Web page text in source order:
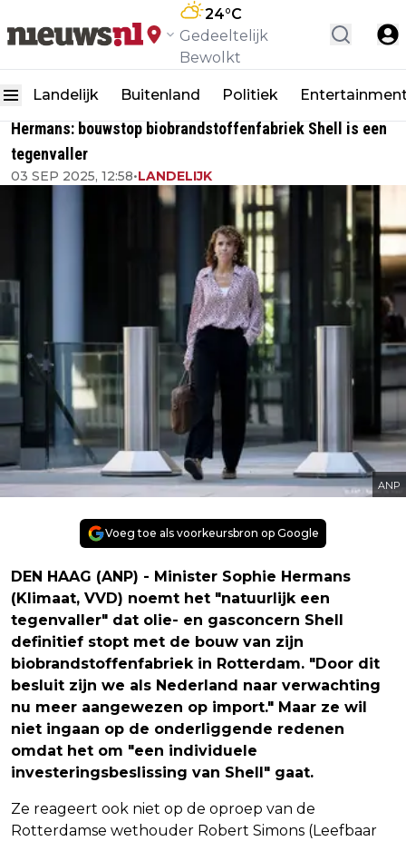
24°C
Gedeeltelijk
Bewolkt
Landelijk Buitenland Politiek
Hermans: bouwstop biobrandstoffenfabriek Shell is een
tegenvaller
03 SEP 2025, 12:58•LANDELIJK
ANP
Voeg toe als voorkeursbron op Google
DEN HAAG (ANP) - Minister Sophie Hermans
(Klimaat, VVD) noemt het "natuurlijk een
tegenvaller" dat olie- en gasconcern Shell
definitief stopt met de bouw van zijn
biobrandstoffenfabriek in Rotterdam. "Door dit
besluit zijn we als Nederland naar verwachting
nu meer aangewezen op import." Maar ze wil
niet ingaan op de onderliggende redenen
omdat het om "een individuele
investeringsbeslissing van Shell" gaat.
Ze reageert ook niet op de oproep van de
Rotterdamse wethouder Robert Simons (Leefbaar